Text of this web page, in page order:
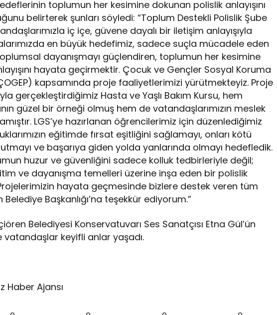
toplumun her kesimine dokunan polislik anlayışını
belirterek şunları söyledi: “Toplum Destekli Polislik Şube
iç içe, güvene dayalı bir iletişim anlayışıyla
en büyük hedefimiz, sadece suçla mücadele eden
dayanışmayı güçlendiren, toplumun her kesimine
hayata geçirmektir. Çocuk ve Gençler Sosyal Koruma
kapsamında proje faaliyetlerimizi yürütmekteyiz. Proje
gerçekleştirdiğimiz Hasta ve Yaşlı Bakım Kursu, hem
güzel bir örneği olmuş hem de vatandaşlarımızın meslek
LGS’ye hazırlanan öğrencilerimiz için düzenlediğimiz
eğitimde fırsat eşitliğini sağlamayı, onları kötü
ve başarıya giden yolda yanlarında olmayı hedefledik.
huzur ve güvenliğini sadece kolluk tedbirleriyle değil;
ve dayanışma temelleri üzerine inşa eden bir polislik
Projelerimizin hayata geçmesinde bizlere destek veren tüm
Başkanlığı’na teşekkür ediyorum.”
Belediyesi Konservatuvarı Ses Sanatçısı Etna Gül’ün
vatandaşlar keyifli anlar yaşadı.
Haber Ajansı